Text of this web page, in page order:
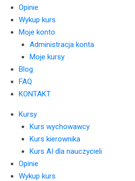
Opinie
Wykup kurs
Moje konto
Administracja konta
Moje kursy
Blog
FAQ
KONTAKT
Kursy
Kurs wychowawcy
Kurs kierownika
Kurs AI dla nauczycieli
Opinie
Wykup kurs